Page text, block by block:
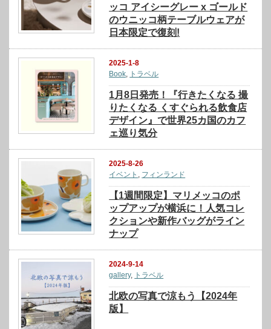
ッコ アイシーグレー x ゴールド
のウニッコ柄テーブルウェアが
日本限定で復刻!
2025-1-8
Book, トラベル
1月8日発売！『行きたくなる 撮
りたくなる くすぐられる飲食店
デザイン』で世界25カ国のカフ
ェ巡り気分
2025-8-26
イベント , フィンランド
【1週間限定】マリメッコのポ
ップアップが横浜に！人気コレ
クションや新作バッグがライン
ナップ
2024-9-14
gallery, トラベル
北欧の写真で涼もう【2024年
版】